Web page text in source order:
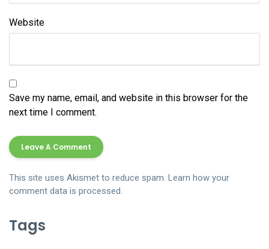
Website
Save my name, email, and website in this browser for the
next time I comment.
This site uses Akismet to reduce spam. Learn how your
comment data is processed.
Tags